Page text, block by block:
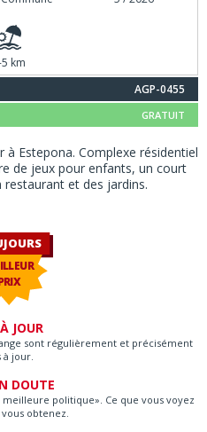
km
AGP-0455
GRATUIT
Estepona. Complexe résidentiel
de jeux pour enfants, un court
et des jardins.
JOUR
sont régulièrement et précisément
à jour.
DOUTE
politique». Ce que vous voyez
obtenez.